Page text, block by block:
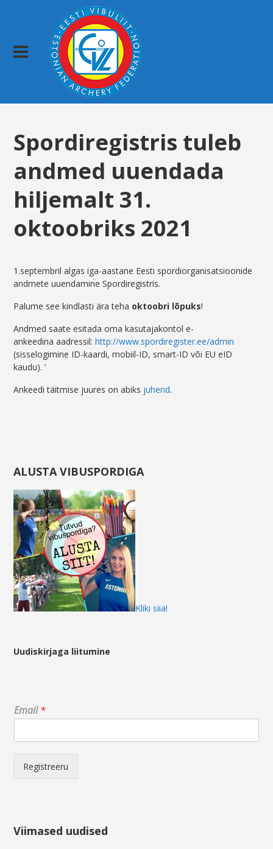
Spordiregistris tuleb
andmed uuendada
hiljemalt 31.
oktoobriks 2021
1.septembril algas iga-aastane Eesti spordiorganisatsioonide
andmete uuendamine Spordiregistris.
Palume see kindlasti ära teha oktoobri lõpuks!
Andmed saate esitada oma kasutajakontol e-
ankeedina aadressil:http://www.spordiregister.ee/admin
(sisselogimine ID-kaardi, mobiil-ID, smart-ID või EU eID
kaudu). ‘
Ankeedi täitmise juures on abiks juhend.
ALUSTA VIBUSPORDIGA
Kliki siia!
Uudiskirjaga liitumine
E
m
i
Email*
Registreeru
Viimased uudised